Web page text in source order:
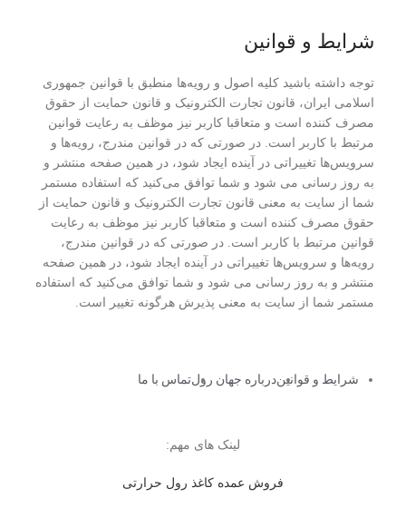
شرایط و قوانین
توجه داشته باشید کلیه اصول و رویه‏‌ها منطبق با قوانین جمهوری
اسلامی ایران، قانون تجارت الکترونیک و قانون حمایت از حقوق
مصرف کننده است و متعاقبا کاربر نیز موظف به رعایت قوانین
مرتبط با کاربر است. در صورتی که در قوانین مندرج، رویه‏‌ها و
سرویس‏‌ها تغییراتی در آینده ایجاد شود، در همین صفحه منتشر و
به روز رسانی می شود و شما توافق می‏‌کنید که استفاده مستمر
شما از سایت به معنی قانون تجارت الکترونیک و قانون حمایت از
حقوق مصرف کننده است و متعاقبا کاربر نیز موظف به رعایت
قوانین مرتبط با کاربر است. در صورتی که در قوانین مندرج،
رویه‏‌ها و سرویس‏‌ها تغییراتی در آینده ایجاد شود، در همین صفحه
منتشر و به روز رسانی می شود و شما توافق می‏‌کنید که استفاده
مستمر شما از سایت به معنی پذیرش هرگونه تغییر است.
شرایط و قوانیندرباره جهان رولتماس با ما
لینک های مهم:
فروش عمده کاغذ رول حرارتی